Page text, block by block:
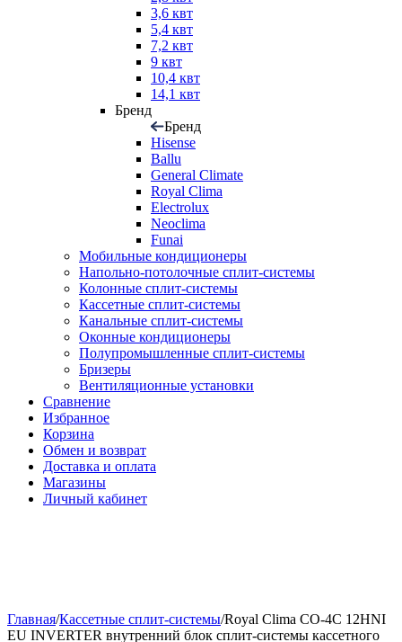
3,6 квт
5,4 квт
7,2 квт
9 квт
10,4 квт
14,1 квт
Бренд
Бренд
Hisense
Ballu
General Climate
Royal Clima
Electrolux
Neoclima
Funai
Мобильные кондиционеры
Напольно-потолоч​ные ​сплит-системы
Колонные ​​сплит-системы
Кассетные сплит-системы
Канальные сплит-системы
Оконные кондиционеры
Полупромышленные сплит-системы
Бризеры
Вентиляционные установки
Сравнение
Избранное
Корзина
Обмен и возврат
Доставка и оплата
Магазины
Личный кабинет
Главная/Кассетные сплит-системы/Royal Clima CO-4C 12HNI
EU INVERTER внутренний блок сплит-системы кассетного